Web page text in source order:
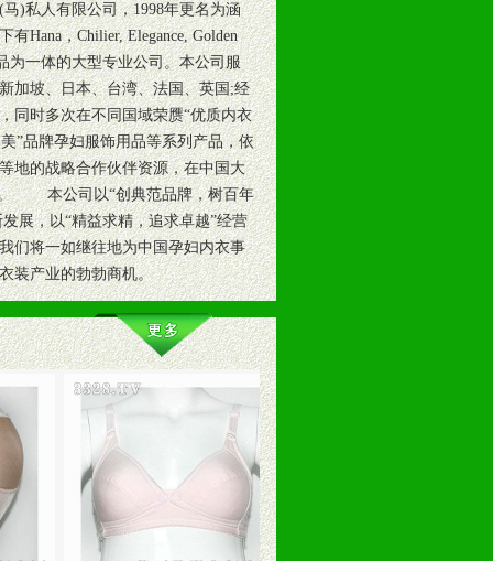
)私人有限公司，1998年更名为涵
Hana，Chilier, Elegance, Golden
为一体的大型专业公司。本公司服
加坡、日本、台湾、法国、英国;经
同时多次在不同国域荣赝“优质内衣
品牌孕妇服饰用品等系列产品，依
地的战略合作伙伴资源，在中国大
。 本公司以“创典范品牌，树百年
展，以“精益求精，追求卓越”经营
们将一如继往地为中国孕妇内衣事
装产业的勃勃商机。